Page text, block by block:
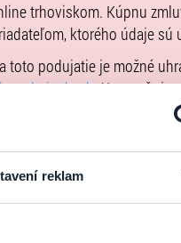
reklam
trhoviskom. Kúpnu
ktorého údaje sú
toto podujatie je možné
podmienkach.
prostredníctvom
goout.net, ak tam nie je
30 ods. 1 písm. e)
portáliwww.ticketportal.sk,
únie. Príslušné